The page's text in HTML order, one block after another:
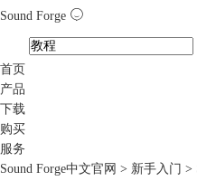
Sound Forge
首页
产品
下载
购买
服务
Sound Forge中文官网 > 新手入门 >